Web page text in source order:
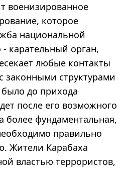
военизированное
которое
национальной
- карательный орган,
любые контакты
структурами
до прихода
после его возможного
более фундаментальная,
правильно
Жители Карабаха
властью террористов,